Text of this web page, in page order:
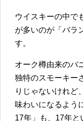
ウイスキーの中で
が多いのが「バ
す。
オーク樽由来のバ
独特のスモーキー
りじゃないけれど
味わいになるよう
17年」も、17年